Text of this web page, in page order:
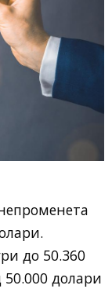
до 50.360
долари